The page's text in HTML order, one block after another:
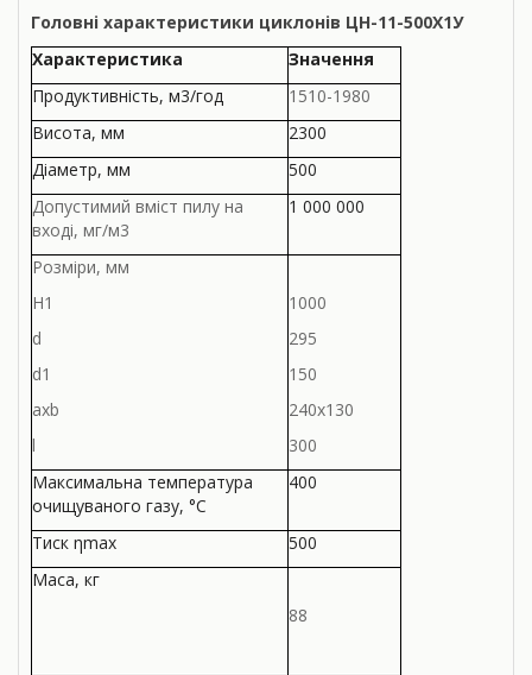
Головні характеристики циклонів ЦН-11-500Х1У
Характеристика
Значення
Продукти­вність, м3/год
1510-1980
Висота, мм
2300
Діаметр, мм
500
Допустимий вміст пилу на
вході, мг/м3
1 000 000
Розміри, мм
Н1
d
d1
axb
l
1000
295
150
240х130
300
Максимальна температура
очищуваного газу, °С
400
Тиск ηmax
500
Маса, кг
88